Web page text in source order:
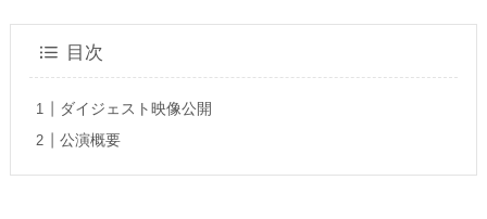
目次
ダイジェスト映像公開
公演概要